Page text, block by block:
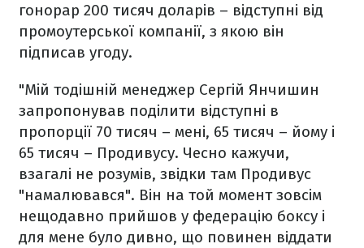
гонорар 200 тисяч доларів – відступні від
промоутерської компанії, з якою він
підписав угоду.
"Мій тодішній менеджер Сергій Янчишин
запропонував поділити відступні в
пропорції 70 тисяч – мені, 65 тисяч – йому і
65 тисяч – Продивусу. Чесно кажучи,
взагалі не розумів, звідки там Продивус
"намалювався". Він на той момент зовсім
нещодавно прийшов у федерацію боксу і
для мене було дивно, що повинен віддати